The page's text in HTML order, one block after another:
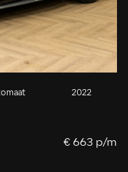
2022
€ 663 p/m